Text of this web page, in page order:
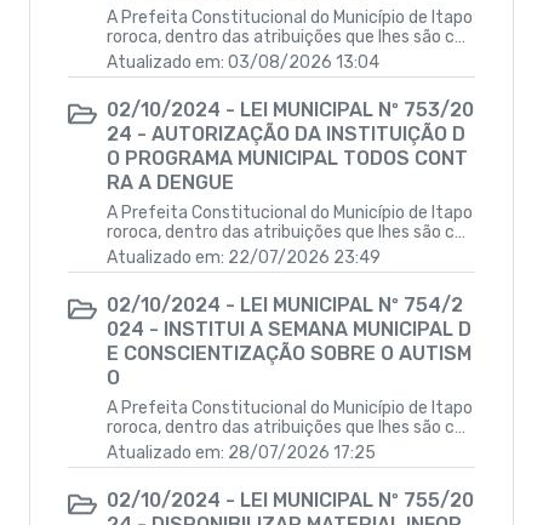
A Prefeita Constitucional do Município de Itapo
roroca, dentro das atribuições que lhes são cab
íveis, faz saber que a Câmara Municipal aprovo
u e ela sanciona a seguinte Lei:DISPOE SOBRE A
INSTITUIÇÃO DE CONDECORAÇÃO AS MULHERE
S VITORIOSAS NO MÊS DE OUTUBRO E HOMENS
NO MÊS DE NOVEMBRO E DÁ OUTRAS PROVIDÊN
CIAS.
Atualizado em: 03/08/2026 13:04
02/10/2024 - LEI MUNICIPAL Nº 753/20
24 - AUTORIZAÇÃO DA INSTITUIÇÃO D
O PROGRAMA MUNICIPAL TODOS CONT
RA A DENGUE
A Prefeita Constitucional do Município de Itapo
roroca, dentro das atribuições que lhes são cab
íveis, faz saber que a Câmara Municipal aprovo
u e ela sanciona a seguinte Lei:DISPÕE SOBRE A
AUTORIZAÇÃO DA INSTITUIÇÃO DO PROGRAMA
MUNICIPAL TODOS CONTRA A DENGUE, A ADOÇÃ
O DE MEDIDAS DE VIGILANCIA EM SAUDE PARA C
ONTROLE DO MOSQUITO AEDES AEGYPTI, E EST
ABELECE OUTRAS PROVIDENCIAS”.
Atualizado em: 22/07/2026 23:49
02/10/2024 - LEI MUNICIPAL Nº 754/2
024 - INSTITUI A SEMANA MUNICIPAL D
E CONSCIENTIZAÇÃO SOBRE O AUTISM
O
A Prefeita Constitucional do Município de Itapo
roroca, dentro das atribuições que lhes são cab
íveis, faz saber que a Câmara Municipal aprovo
u e ela sanciona a seguinte Lei:INSTITUI A SEMA
NA MUNICIPAL DE CONSCIENTIZAÇÃO SOBRE O
AUTISMO E DÁ OUTRAS PROVIDÊNCIAS.
Atualizado em: 28/07/2026 17:25
02/10/2024 - LEI MUNICIPAL Nº 755/20